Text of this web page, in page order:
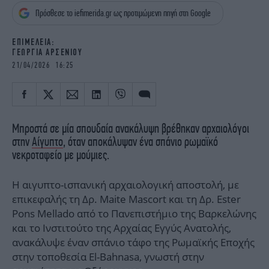
iBOOKS
MEDIA
Πρόσθεσε το iefimerida.gr ως προτιμώμενη πηγή στη Google
EΠΙΜΕΛΕΙΑ:
ΓΕΩΡΓΙΑ ΑΡΣΕΝΙΟΥ
21/04/2026 16:25
Μπροστά σε μία σπουδαία ανακάλυψη βρέθηκαν αρχαιολόγοι
στηνΑίγυπτο, όταν αποκάλυψαν ένα σπάνιο ρωμαϊκό
νεκροταφείο με μούμιες.
Η αιγυπτο-ισπανική αρχαιολογική αποστολή, με
επικεφαλής τη Δρ. Maite Mascort και τη Δρ. Ester
Pons Mellado από το Πανεπιστήμιο της Βαρκελώνης
και το Ινστιτούτο της Αρχαίας Εγγύς Ανατολής,
ανακάλυψε έναν σπάνιο τάφο της Ρωμαϊκής Εποχής
στην τοποθεσία El-Bahnasa, γνωστή στην